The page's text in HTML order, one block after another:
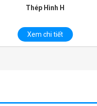
Thép U đúc
Xem chi tiết